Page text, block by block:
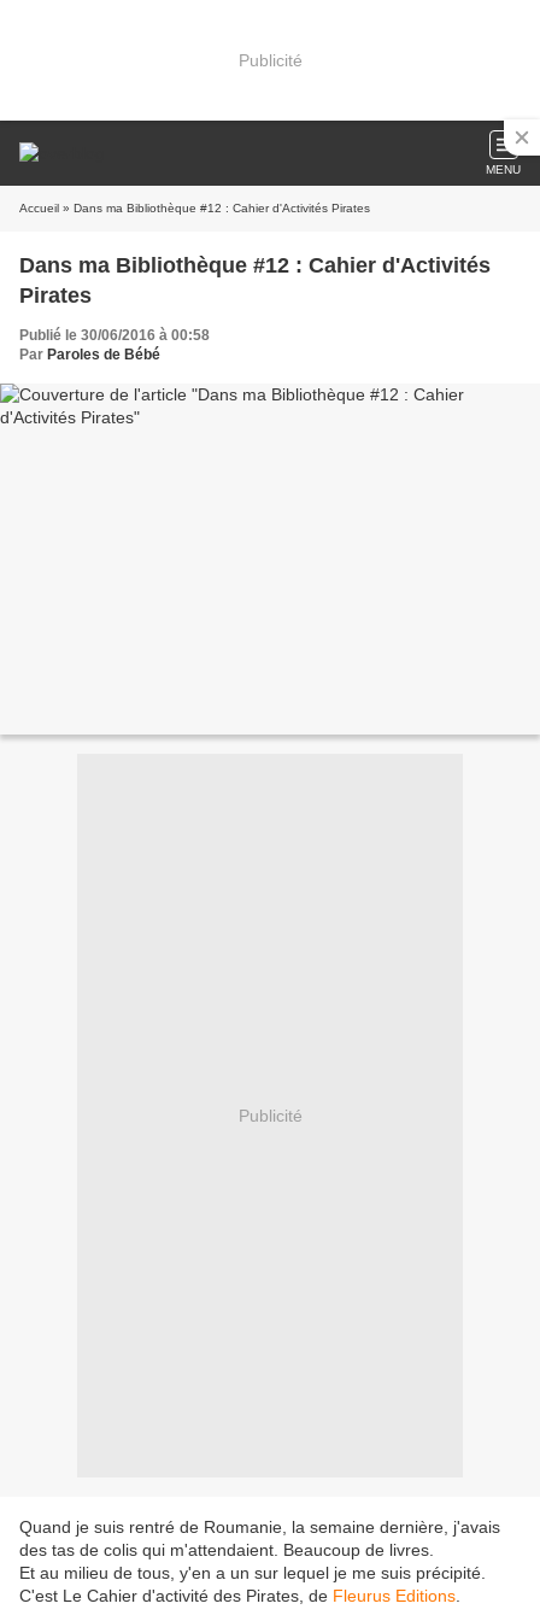
Publicité
MENU
Accueil » Dans ma Bibliothèque #12 : Cahier d'Activités Pirates
Dans ma Bibliothèque #12 : Cahier d'Activités
Pirates
Publié le 30/06/2016 à 00:58
Par Paroles de Bébé
Publicité
Quand je suis rentré de Roumanie, la semaine dernière, j'avais
des tas de colis qui m'attendaient. Beaucoup de livres.
Et au milieu de tous, y'en a un sur lequel je me suis précipité.
C'est Le Cahier d'activité des Pirates, de Fleurus Editions